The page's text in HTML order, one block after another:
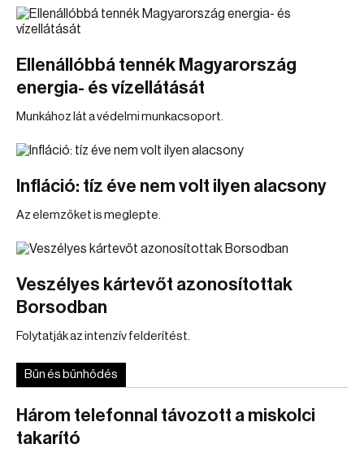
Ellenállóbbá tennék Magyarország
energia- és vízellátását
Munkához lát a védelmi munkacsoport.
Infláció: tíz éve nem volt ilyen alacsony
Az elemzőket is meglepte.
Veszélyes kártevőt azonosítottak
Borsodban
Folytatják az intenzív felderítést.
Bűn és bűnhődés
Három telefonnal távozott a miskolci
takarító